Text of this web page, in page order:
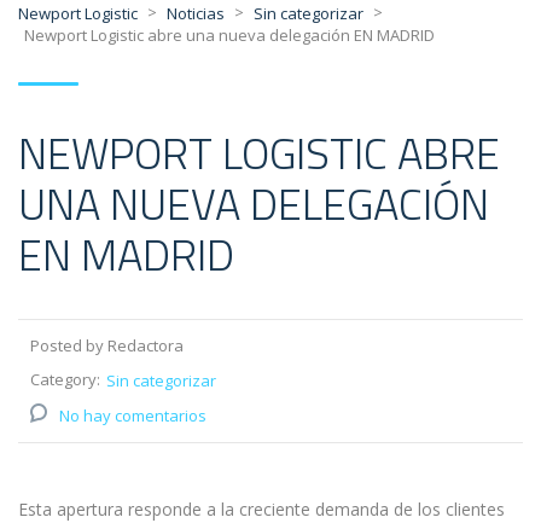
Newport Logistic > Noticias > Sin categorizar >
Newport Logistic abre una nueva delegación EN MADRID
NEWPORT LOGISTIC ABRE
UNA NUEVA DELEGACIÓN
EN MADRID
Posted by Redactora
Category: Sin categorizar
No hay comentarios
Esta apertura responde a la creciente demanda de los clientes